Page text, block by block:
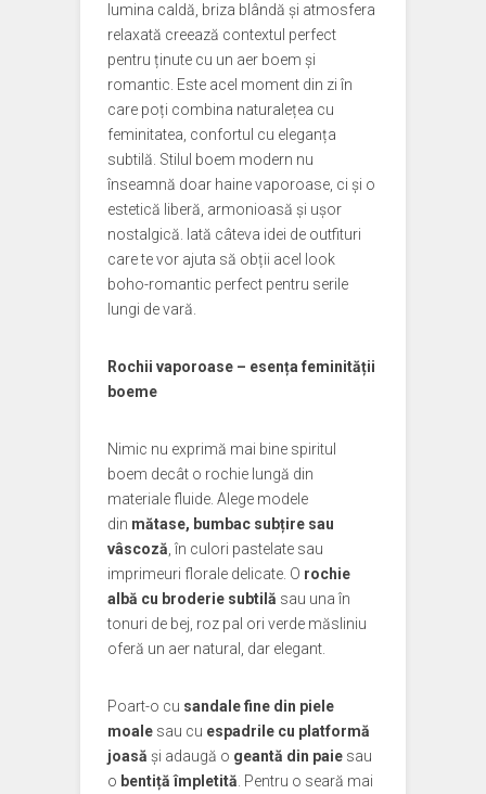
lumina caldă, briza blândă și atmosfera
relaxată creează contextul perfect
pentru ținute cu un aer boem și
romantic. Este acel moment din zi în
care poți combina naturalețea cu
feminitatea, confortul cu eleganța
subtilă. Stilul boem modern nu
înseamnă doar haine vaporoase, ci și o
estetică liberă, armonioasă și ușor
nostalgică. Iată câteva idei de outfituri
care te vor ajuta să obții acel look
boho-romantic perfect pentru serile
lungi de vară.
Rochii vaporoase – esența feminității
boeme
Nimic nu exprimă mai bine spiritul
boem decât o rochie lungă din
materiale fluide. Alege modele
din mătase, bumbac subțire sau
vâscoză , în culori pastelate sau
imprimeuri florale delicate. O rochie
albă cu broderie subtilă sau una în
tonuri de bej, roz pal ori verde măsliniu
oferă un aer natural, dar elegant.
Poart-o cu sandale fine din piele
moale sau cu espadrile cu platformă
joasă și adaugă o geantă din paie sau
o bentiță împletită . Pentru o seară mai